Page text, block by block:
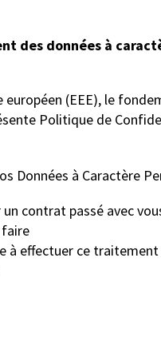
des données à
européen (EEE), le
Politique de
Données à Caractère
contrat passé avec
faire
à effectuer ce